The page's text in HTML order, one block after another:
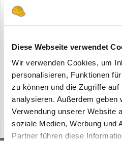
Diese Webseite verwendet
Wir verwenden Cookies, um
personalisieren, Funktionen
zu können und die Zugriffe
analysieren. Außerdem geben
Verwendung unserer Website
soziale Medien, Werbung und
Partner führen diese
ein Thema erstellte
Baumaschinen Industrie
Vilvoorde, April 2021 - Sie würden
deutlich optimieren? Die neuen
PC360NLCi-11 mit iMC 2.0 bieten
Produktivität bei
Aufbauend auf dem Erfolg der ab
21. April 2021